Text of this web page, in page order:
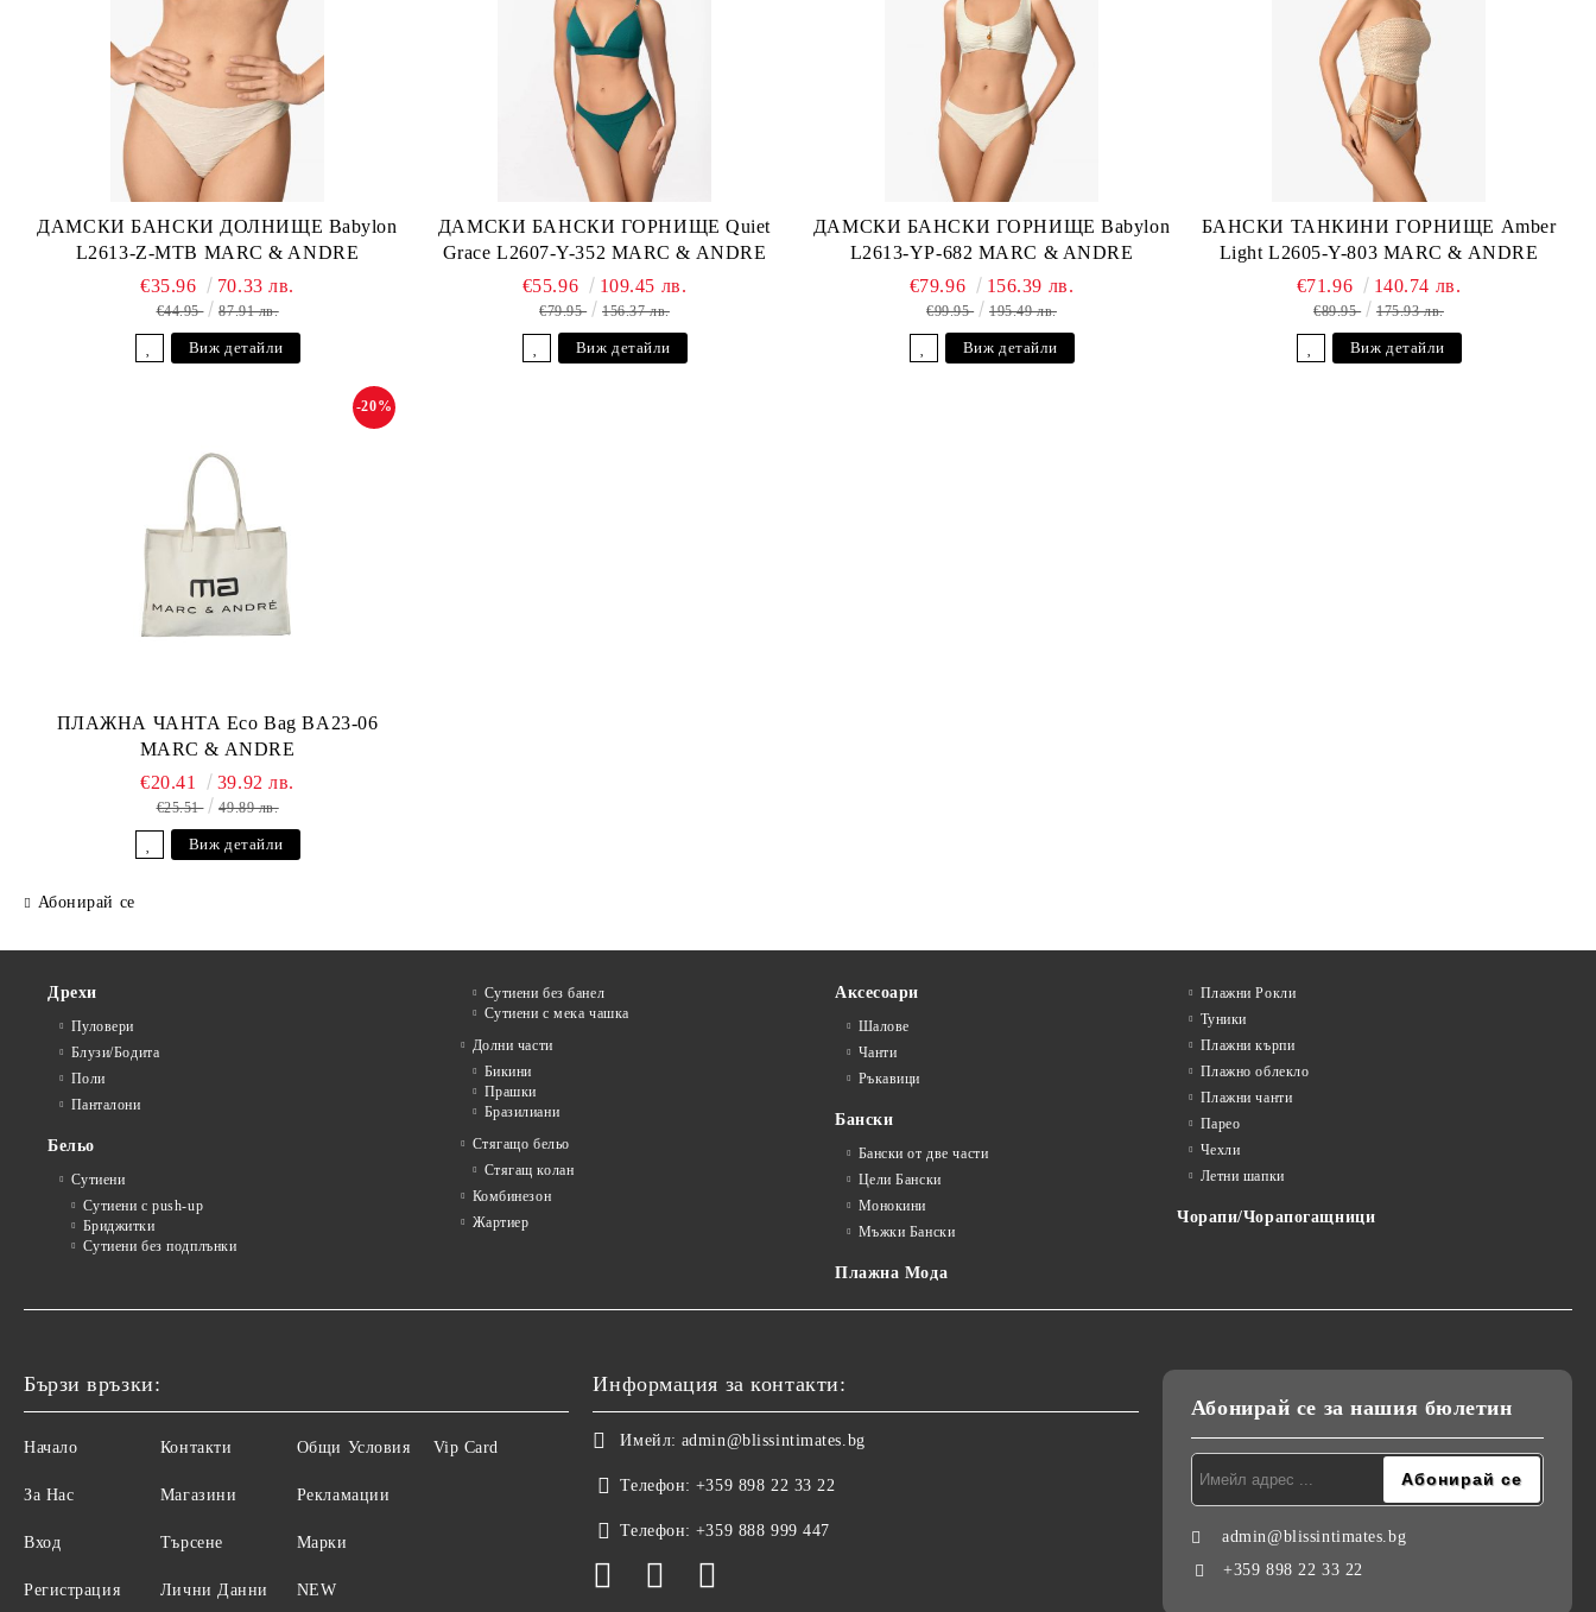
ДАМСКИ БАНСКИ ДОЛНИЩЕ Babylon
L2613-Z-MTB MARC & ANDRE
€35.96 70.33 лв.
€44.95 87.91 лв.
Виж детайли
ДАМСКИ БАНСКИ ГОРНИЩЕ Quiet
Grace L2607-Y-352 MARC & ANDRE
€55.96 109.45 лв.
€79.95 156.37 лв.
Виж детайли
ДАМСКИ БАНСКИ ГОРНИЩЕ Babylon
L2613-YP-682 MARC & ANDRE
€79.96 156.39 лв.
€99.95 195.49 лв.
Виж детайли
БАНСКИ ТАНКИНИ ГОРНИЩЕ Amber
Light L2605-Y-803 MARC & ANDRE
€71.96 140.74 лв.
€89.95 175.93 лв.
Виж детайли
ПЛАЖНА ЧАНТА Eco Bag BA23-06
MARC & ANDRE
-20%
€20.41 39.92 лв.
€25.51 49.89 лв.
Виж детайли
Абонирай се
Дрехи
Пуловери
Блузи/Бодита
Поли
Панталони
Бельо
Сутиени
Сутиени с push-up
Бриджитки
Сутиени без подплънки
Сутиени без банел
Сутиени с мека чашка
Долни части
Бикини
Прашки
Бразилиани
Стягащо бельо
Стягащ колан
Комбинезон
Жартиер
Аксесоари
Шалове
Чанти
Ръкавици
Бански
Бански от две части
Цели Бански
Монокини
Мъжки Бански
Плажна Мода
Плажни Рокли
Туники
Плажни кърпи
Плажно облекло
Плажни чанти
Парео
Чехли
Летни шапки
Чорапи/Чорапогащници
Бързи връзки:
Начало
За Нас
Вход
Регистрация
Контакти
Магазини
Търсене
Лични Данни
Общи Условия
Рекламации
Марки
NEW
Vip Card
Информация за контакти:
Имейл: admin@blissintimates.bg
Телефон: +359 898 22 33 22
Телефон: +359 888 999 447
Абонирай се за нашия бюлетин
admin@blissintimates.bg
+359 898 22 33 22